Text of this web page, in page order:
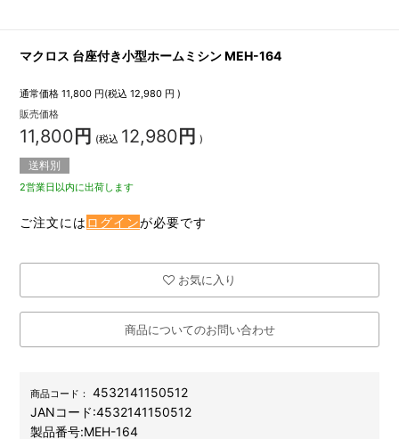
マクロス 台座付き小型ホームミシン MEH-164
通常価格 11,800 円(税込12,980 円 )
販売価格
11,800 円 (税込 12,980 円 )
送料別
2営業日以内に出荷します
ご注文には ログインが必要です
お気に入り
商品についてのお問い合わせ
商品コード：
4532141150512
JANコード:4532141150512
製品番号:MEH-164